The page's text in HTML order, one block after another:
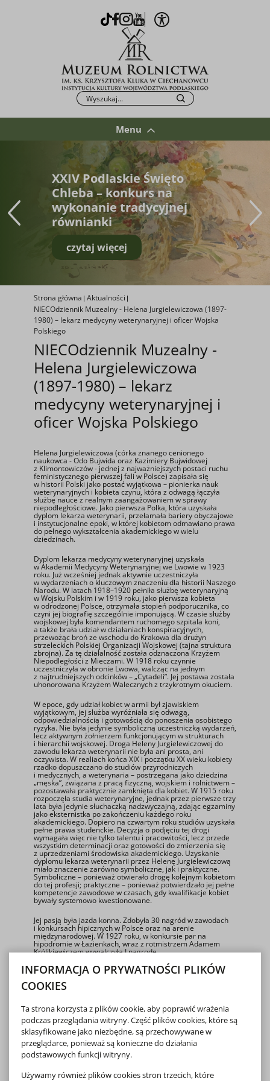
TikTok
Facebook
Instagram
YoutubeOtwórz opcje WCAG
Po kliknięciu przycisku fraza zostanie
Szukaj
Menu
XXIV Podlaskie Święto
Chleba – konkurs na
wykonanie tradycyjnej
równianki
czytaj więcej
Strona główna Aktualności
NIECOdziennik Muzealny - Helena Jurgielewiczowa (1897-
1980) – lekarz medycyny weterynaryjnej i oficer Wojska
Polskiego
NIECOdziennik Muzealny -
Helena Jurgielewiczowa
(1897-1980) – lekarz
medycyny weterynaryjnej i
oficer Wojska Polskiego
Helena Jurgielewiczowa (córka znanego cenionego
naukowca - Odo Bujwida oraz Kazimiery Bujwidowej
z Klimontowiczów - jednej z najważniejszych postaci ruchu
feministycznego pierwszej fali w Polsce) zapisała się
w historii Polski jako postać wyjątkowa – pionierka nauk
weterynaryjnych i kobieta czynu, która z odwagą łączyła
służbę nauce z realnym zaangażowaniem w sprawy
niepodległościowe. Jako pierwsza Polka, która uzyskała
dyplom lekarza weterynarii, przełamała bariery obyczajowe
i instytucjonalne epoki, w której kobietom odmawiano prawa
do pełnego wykształcenia akademickiego w wielu
dziedzinach.
Dyplom lekarza medycyny weterynaryjnej uzyskała
w Akademii Medycyny Weterynaryjnej we Lwowie w 1923
roku. Już wcześniej jednak aktywnie uczestniczyła
w wydarzeniach o kluczowym znaczeniu dla historii Naszego
Narodu. W latach 1918–1920 pełniła służbę weterynaryjną
w Wojsku Polskim i w 1919 roku, jako pierwsza kobieta
w odrodzonej Polsce, otrzymała stopień podporucznika, co
czyni jej biografię szczególnie imponującą. W czasie służby
wojskowej była komendantem ruchomego szpitala koni,
a także brała udział w działaniach konspiracyjnych,
przewożąc broń ze wschodu do Krakowa dla drużyn
strzeleckich Polskiej Organizacji Wojskowej (tajna struktura
zbrojna). Za tę działalność została odznaczona Krzyżem
Niepodległości z Mieczami. W 1918 roku czynnie
uczestniczyła w obronie Lwowa, walcząc na jednym
z najtrudniejszych odcinków – „Cytadeli”. Jej postawa została
uhonorowana Krzyżem Walecznych z trzykrotnym okuciem.
W epoce, gdy udział kobiet w armii był zjawiskiem
wyjątkowym, jej służba wyróżniała się odwagą,
odpowiedzialnością i gotowością do ponoszenia osobistego
ryzyka. Nie była jedynie symboliczną uczestniczką wydarzeń,
lecz aktywnym żołnierzem funkcjonującym w strukturach
i hierarchii wojskowej. Droga Heleny Jurgielewiczowej do
zawodu lekarza weterynarii nie była ani prosta, ani
oczywista. W realiach końca XIX i początku XX wieku kobiety
rzadko dopuszczano do studiów przyrodniczych
i medycznych, a weterynaria – postrzegana jako dziedzina
„męska”, związana z pracą fizyczną, wojskiem i rolnictwem –
pozostawała praktycznie zamknięta dla kobiet. W 1915 roku
rozpoczęła studia weterynaryjne, jednak przez pierwsze trzy
lata była jedynie słuchaczką nadzwyczajną, zdając egzaminy
jako eksternistka po zakończeniu każdego roku
akademickiego. Dopiero na czwartym roku studiów uzyskała
pełne prawa studenckie. Decyzja o podjęciu tej drogi
wymagała więc nie tylko talentu i pracowitości, lecz przede
wszystkim determinacji oraz gotowości do zmierzenia się
z uprzedzeniami środowiska akademickiego. Uzyskanie
dyplomu lekarza weterynarii przez Helenę Jurgielewiczową
miało znaczenie zarówno symboliczne, jak i praktyczne.
Symboliczne – ponieważ otwierało drogę kolejnym kobietom
do tej profesji; praktyczne – ponieważ potwierdzało jej pełne
kompetencje zawodowe w czasach, gdy kwalifikacje kobiet
bywały systemowo kwestionowane.
Jej pasją była jazda konna. Zdobyła 30 nagród w zawodach
i konkursach hipicznych w Polsce oraz na arenie
międzynarodowej. W 1927 roku, w konkursie par na
hipodromie w Łazienkach, wraz z rotmistrzem Adamem
Królikiewiczem wywalczyła I nagrodę.
formalne przyzwolenie historii, lecz same ją współtworzyły.
Jej życie pokazuje, że profesjonalizm naukowy i służba
publiczna nie muszą się wykluczać, a przeciwnie – mogą się
wzajemnie uzupełniać i wzmacniać. Wiedza weterynaryjna
zwłaszcza w kontekście zdrowia koni i zwierząt
pociągowych, stanowiących podstawę zaplecza
logistycznego armii.
Dziś postać Heleny Jurgielewiczowej zasługuje na
przypomnienie i wyeksponowanie – zarówno w kontekście
historii weterynarii, jak i dziejów Wojska Polskiego oraz walki
kobiet o prawo do nauki i służby publicznej. Jej życie
pozostaje świadectwem odwagi, konsekwencji i głębokiego
właśnie takie biografie budują pełniejszy i bardziej
INFORMACJA O PRYWATNOŚCI PLIKÓW
COOKIES
Ta strona korzysta z plików cookie, aby poprawić wrażenia
podczas przeglądania witryny. Część plików cookies, które są
sklasyfikowane jako niezbędne, są przechowywane w
przeglądarce, ponieważ są konieczne do działania
podstawowych funkcji witryny.
Używamy również plików cookies stron trzecich, które